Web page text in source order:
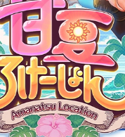
の送信
はスタッフが目を通させて頂
承下さい。